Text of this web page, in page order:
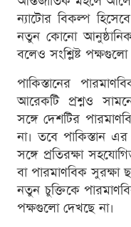
ন্যাটোর বিকল্প
নতুন কোনো
বলেও সংশ্লিষ্ট
পাকিস্তানের
আরেকটি প্রশ্নও
সঙ্গে দেশটির
না। তবে পাকিস্তান
সঙ্গে প্রতিরক্ষা
বা পারমাণবিক সুরক্ষা
নতুন চুক্তিকে
পক্ষগুলো দেখছে না।